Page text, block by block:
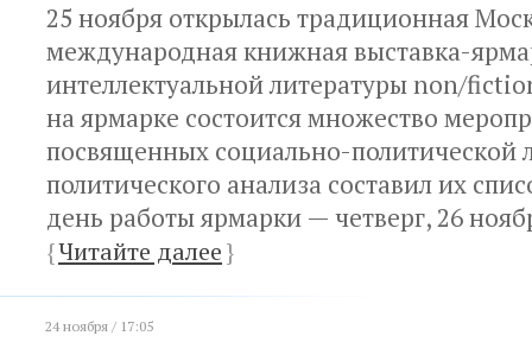
25 ноября открылась традиционная
международная книжная выставка-
интеллектуальной литературы non/
на ярмарке состоится множество
посвященных социально-политической
политического анализа составил их
день работы ярмарки — четверг, 26
{Читайте далее}
24 ноября / 17:05